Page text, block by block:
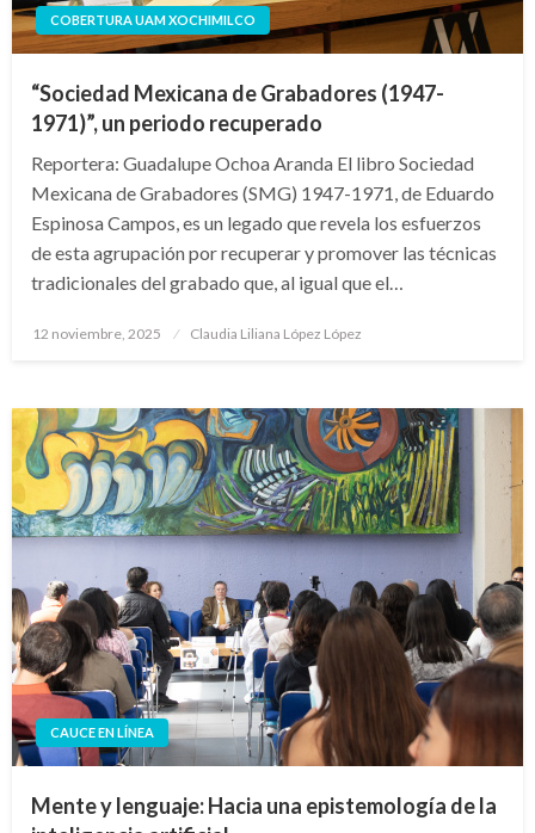
COBERTURA UAM XOCHIMILCO
“Sociedad Mexicana de Grabadores (1947-
1971)”, un periodo recuperado
Reportera: Guadalupe Ochoa Aranda El libro Sociedad
Mexicana de Grabadores (SMG) 1947-1971, de Eduardo
Espinosa Campos, es un legado que revela los esfuerzos
de esta agrupación por recuperar y promover las técnicas
tradicionales del grabado que, al igual que el…
Publicado
12 noviembre, 2025 Claudia Liliana López López
CAUCE EN LÍNEA
Mente y lenguaje: Hacia una epistemología de la